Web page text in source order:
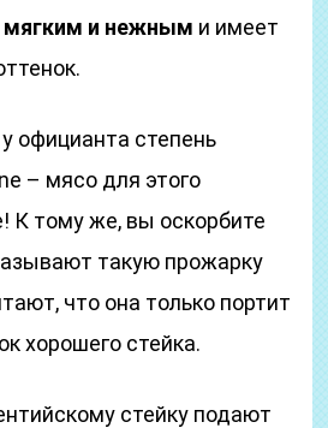
мягким и нежным и имеет
официанта степень
– мясо для этого
К тому же, вы оскорбите
такую прожарку
что она только портит
хорошего стейка.
стейку подают